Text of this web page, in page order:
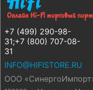
+7 (499) 290-98-
31;+7 (800) 707-08-
31
INFO@HIFISTORE.RU
ООО